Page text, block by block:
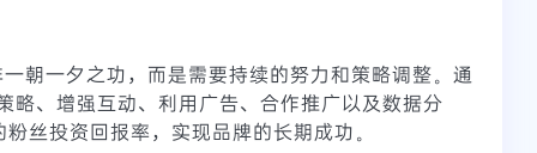
一夕之功，而是需要持续的努力和策略调整。通
略、增强互动、利用广告、合作推广以及数据分
投资回报率，实现品牌的长期成功。